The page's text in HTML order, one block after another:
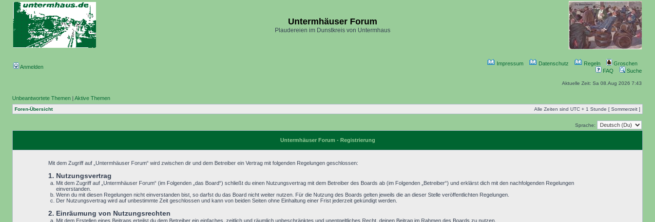
Untermhäuser Forum
Plaudereien im Dunstkreis von Untermhaus
Anmelden
Impressum Datenschutz Regeln
Groschen
FAQ
Suche
Aktuelle Zeit: Sa 08.Aug 2026 7:43
Unbeantwortete Themen | Aktive Themen
Foren-Übersicht Alle Zeiten sind UTC + 1 Stunde [ Sommerzeit ]
Sprache:
Untermhäuser Forum - Registrierung
Mit dem Zugriff auf „Untermhäuser Forum“ wird zwischen dir und dem Betreiber ein Vertrag mit folgenden Regelungen geschlossen:
1. Nutzungsvertrag
Mit dem Zugriff auf „Untermhäuser Forum“ (im Folgenden „das Board“) schließt du einen Nutzungsvertrag mit dem Betreiber des Boards ab (im Folgenden „Betreiber“) und erklärst dich mit den nachfolgenden Regelungen
einverstanden.
Wenn du mit diesen Regelungen nicht einverstanden bist, so darfst du das Board nicht weiter nutzen. Für die Nutzung des Boards gelten jeweils die an dieser Stelle veröffentlichten Regelungen.
Der Nutzungsvertrag wird auf unbestimmte Zeit geschlossen und kann von beiden Seiten ohne Einhaltung einer Frist jederzeit gekündigt werden.
2. Einräumung von Nutzungsrechten
Mit dem Erstellen eines Beitrags erteilst du dem Betreiber ein einfaches, zeitlich und räumlich unbeschränktes und unentgeltliches Recht, deinen Beitrag im Rahmen des Boards zu nutzen.